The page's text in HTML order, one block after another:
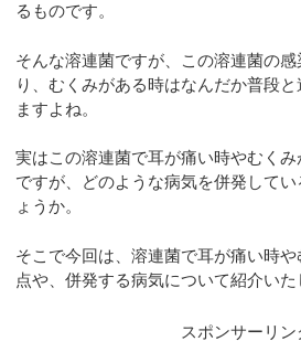
るものです。
そんな溶連菌ですが、この溶連菌の
り、むくみがある時はなんだか普段
ますよね。
実はこの溶連菌で耳が痛い時やむく
ですが、どのような病気を併発して
ょうか。
そこで今回は、溶連菌で耳が痛い時
点や、併発する病気について紹介いた
スポンサーリン